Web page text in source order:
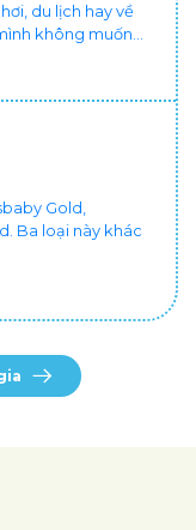
du lịch hay về
không muốn
nạ sữa ảnh
Gold,
Ba loại này khác